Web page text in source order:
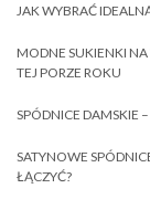
JAK WYBRAĆ
MODNE SUKIENKI NA
TEJ PORZE ROKU
SPÓDNICE DAMSKIE
SATYNOWE
ŁĄCZYĆ?